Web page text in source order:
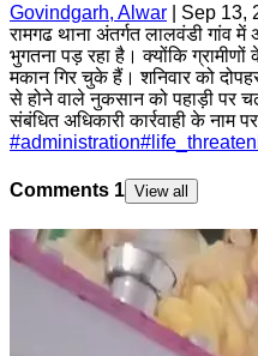
Govindgarh, Alwar
Sep 13,
रामगढ थाना अंतर्गत लालवंडी गांव में
भुगतना पड़ रहा है। क्योंकि
मकान गिर चुके हैं। शनिवार को
से होने वाले नुकसान को पहाड़ी पर
संबंधित अधिकारी कार्रवाही के नाम
#administration#
Comments 1 View all